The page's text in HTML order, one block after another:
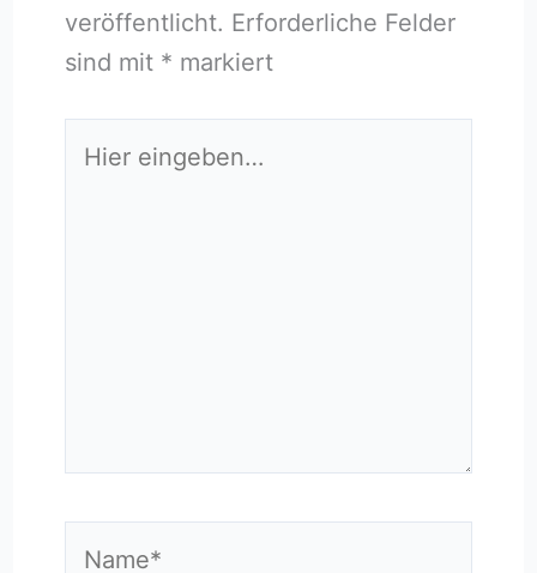
veröffentlicht. Erforderliche Felder
sind mit * markiert
eingeben…